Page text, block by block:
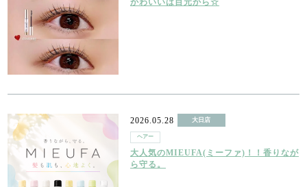
かわいいは目元から☆
2026.05.28 大日店
ヘアー
大人気のMIEUFA(ミーファ)！！香りなが
ら守る。